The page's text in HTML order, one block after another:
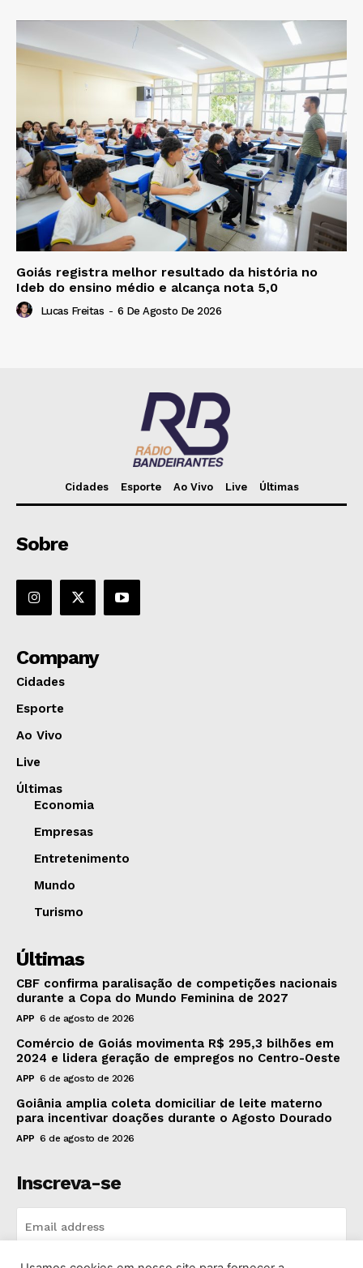
Goiás registra melhor resultado da história no
Ideb do ensino médio e alcança nota 5,0
Lucas Freitas - 6 De Agosto De 2026
Cidades Esporte Ao Vivo Live Últimas
Sobre
Company
Cidades
Esporte
Ao Vivo
Live
Últimas
Economia
Empresas
Entretenimento
Mundo
Turismo
Últimas
CBF confirma paralisação de competições nacionais
durante a Copa do Mundo Feminina de 2027
APP 6 de agosto de 2026
Comércio de Goiás movimenta R$ 295,3 bilhões em
2024 e lidera geração de empregos no Centro-Oeste
APP 6 de agosto de 2026
Goiânia amplia coleta domiciliar de leite materno
para incentivar doações durante o Agosto Dourado
APP 6 de agosto de 2026
Inscreva-se